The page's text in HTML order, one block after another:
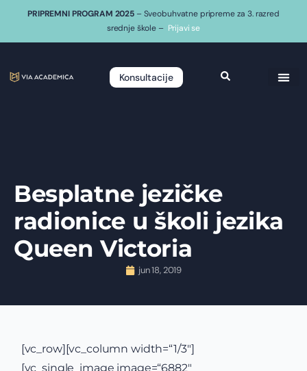
PRIPREMNI PROGRAM 2025 – Sveobuhvatne pripreme za 3. razred
srednje škole – Prijavi se
Konsultacije
Besplatne jezičke
radionice u školi jezika
Queen Victoria
jun 18, 2019
[vc_row][vc_column width=“1/3″]
[vc_single_image image=“6882″